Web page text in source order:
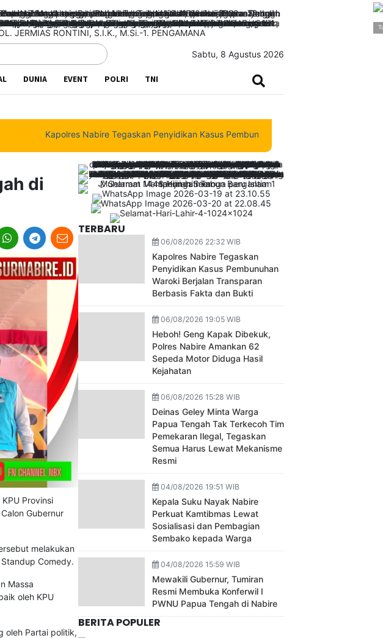
Sabtu, 8 Agustus 2026
DUNIA EVENT POLRI TNI
Kapolres Nabire Tegaskan Penyidikan Kasus Pembunuhan Waroki Berjalan Transparan
di
Provinsi
Gubernur
melakukan
Comedy.
Massa
oleh KPU
oleh Partai politik,
TERBARU
06/08/2026 22:32 WIB
Kapolres Nabire Tegaskan
Penyidikan Kasus Pembunuhan
Waroki Berjalan Transparan
Berbasis Fakta dan Bukti
06/08/2026 19:05 WIB
Heboh! Geng Kapak Dibekuk,
Polres Nabire Amankan 62
Sepeda Motor Diduga Hasil
Kejahatan
06/08/2026 15:28 WIB
Deinas Geley Minta Warga
Papua Tengah Tak Terkecoh Tim
Pemekaran Ilegal, Tegaskan
Semua Harus Lewat Mekanisme
Resmi
04/08/2026 19:51 WIB
Kepala Suku Nayak Nabire
Perkuat Kamtibmas Lewat
Sosialisasi dan Pembagian
Sembako kepada Warga
04/08/2026 15:59 WIB
Mewakili Gubernur, Tumiran
Resmi Membuka Konferwil I
PWNU Papua Tengah di Nabire
BERITA POPULER